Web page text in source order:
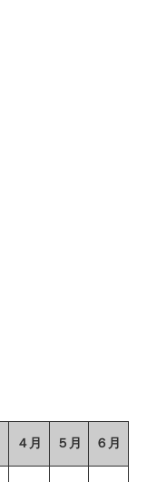
４月 ５月 ６月